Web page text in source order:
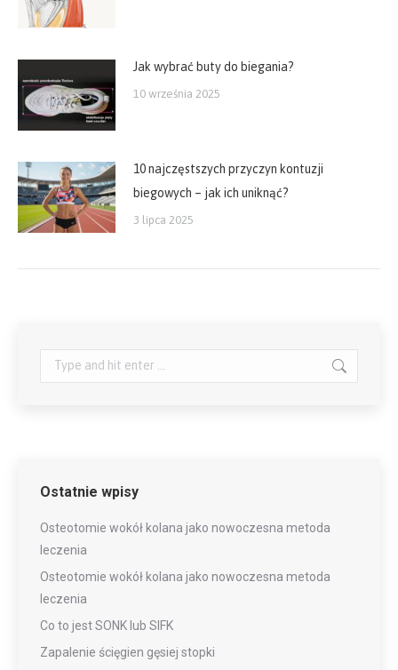
Jak wybrać buty do biegania?
10 września 2025
10 najczęstszych przyczyn kontuzji
biegowych – jak ich uniknąć?
3 lipca 2025
Search:
Ostatnie wpisy
Osteotomie wokół kolana jako nowoczesna metoda
leczenia
Osteotomie wokół kolana jako nowoczesna metoda
leczenia
Co to jest SONK lub SIFK
Zapalenie ścięgien gęsiej stopki